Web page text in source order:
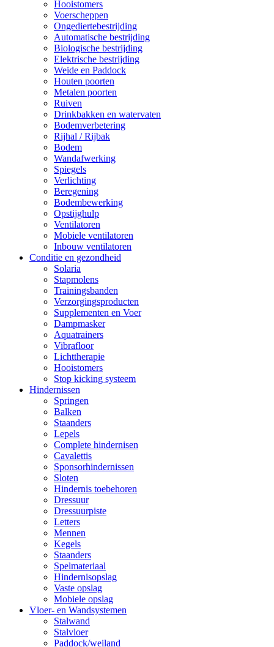
Hooistomers
Voerscheppen
Ongediertebestrijding
Automatische bestrijding
Biologische bestrijding
Elektrische bestrijding
Weide en Paddock
Houten poorten
Metalen poorten
Ruiven
Drinkbakken en watervaten
Bodemverbetering
Rijhal / Rijbak
Bodem
Wandafwerking
Spiegels
Verlichting
Beregening
Bodembewerking
Opstijghulp
Ventilatoren
Mobiele ventilatoren
Inbouw ventilatoren
Conditie en gezondheid
Solaria
Stapmolens
Trainingsbanden
Verzorgingsproducten
Supplementen en Voer
Dampmasker
Aquatrainers
Vibrafloor
Lichttherapie
Hooistomers
Stop kicking systeem
Hindernissen
Springen
Balken
Staanders
Lepels
Complete hindernisen
Cavalettis
Sponsorhindernissen
Sloten
Hindernis toebehoren
Dressuur
Dressuurpiste
Letters
Mennen
Kegels
Staanders
Spelmateriaal
Hindernisopslag
Vaste opslag
Mobiele opslag
Vloer- en Wandsystemen
Stalwand
Stalvloer
Paddock/weiland